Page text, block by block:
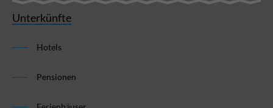
Unterkünfte
Hotels
Pensionen